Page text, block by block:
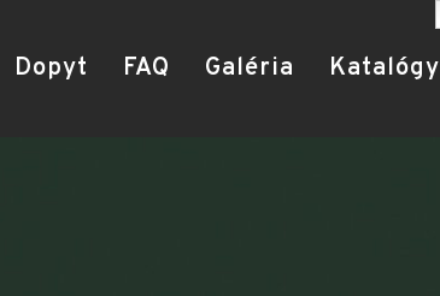
Dopyt FAQ Galéria Katalógy